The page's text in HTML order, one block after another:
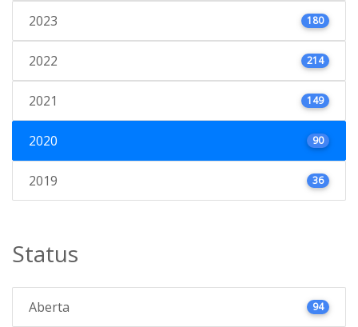
2023 180
2022 214
2021 149
2020 90
2019 36
Status
Aberta 94